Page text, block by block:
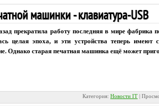
машинки - клавиатура-USB
прекратила работу последняя в мире фабрика
целая эпоха, и эти устройства теперь имеют
Однако старая печатная машинка ещё может
Категория: Новости IT |